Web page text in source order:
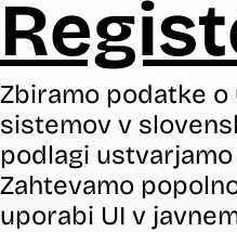
Zbiramo podatke
sistemov v
podlagi
Zahtevamo
uporabi UI v